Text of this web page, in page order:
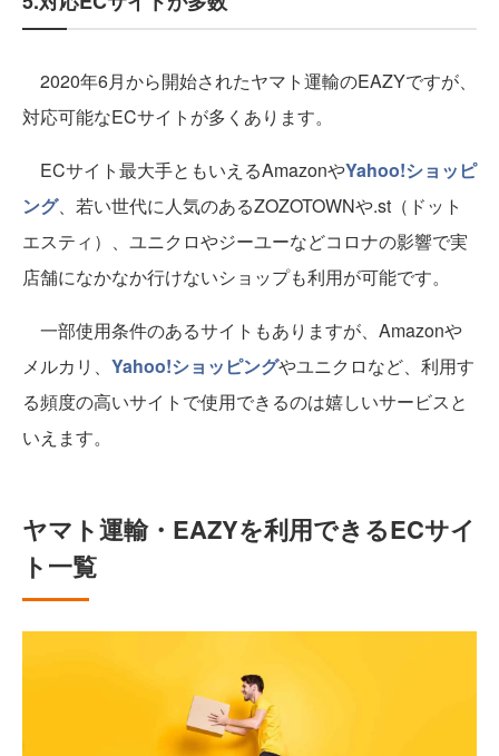
2020年6月から開始されたヤマト運輸のEAZYですが、
対応可能なECサイトが多くあります。
ECサイト最大手ともいえるAmazonやYahoo!ショッピ
ング、若い世代に人気のあるZOZOTOWNや.st（ドット
エスティ）、ユニクロやジーユーなどコロナの影響で実
店舗になかなか行けないショップも利用が可能です。
一部使用条件のあるサイトもありますが、Amazonや
メルカリ、 Yahoo!ショッピングやユニクロなど、利用す
る頻度の高いサイトで使用できるのは嬉しいサービスと
いえます。
ヤマト運輸・EAZYを利用できるECサイ
ト一覧